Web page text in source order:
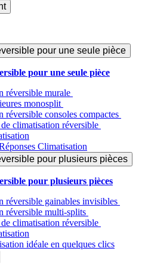
pour une seule pièce
pour une seule pièce
réversible murale
monosplit
réversible consoles compactes
climatisation réversible
Climatisation
pour plusieurs pièces
pour plusieurs pièces
réversible gainables invisibles
réversible multi-splits
climatisation réversible
idéale en quelques clics